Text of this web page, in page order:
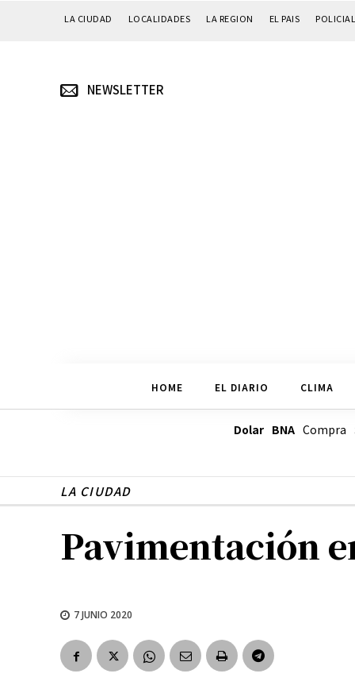
LA CIUDAD LOCALIDADES LA REGION EL PAIS
NEWSLETTER
HOME EL DIARIO CLIMA
Dolar BNACompra
LA CIUDAD
Pavimentación
7 JUNIO 2020